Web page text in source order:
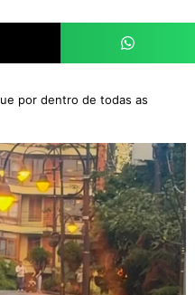
por dentro de todas as